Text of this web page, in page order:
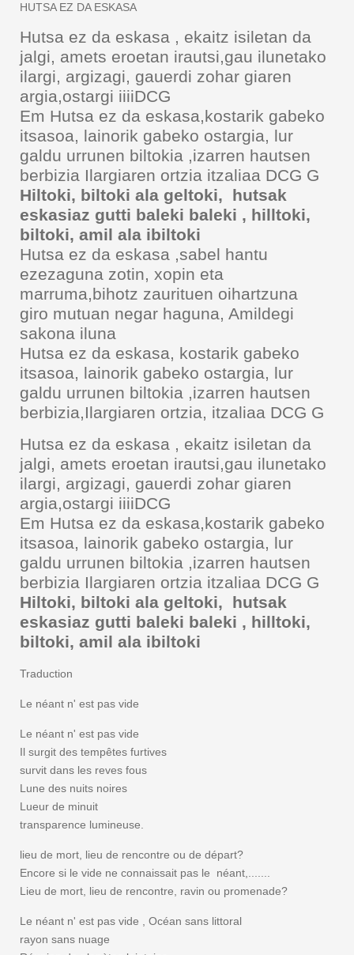
HUTSA EZ DA ESKASA
Hutsa ez da eskasa , ekaitz isiletan da
jalgi, amets eroetan irautsi,gau ilunetako
ilargi, argizagi, gauerdi zohar giaren
argia,ostargi iiiiDCG
Em Hutsa ez da eskasa,kostarik gabeko
itsasoa, lainorik gabeko ostargia, lur
galdu urrunen biltokia ,izarren hautsen
berbizia Ilargiaren ortzia itzaliaa DCG G
Hiltoki, biltoki ala geltoki, hutsak
eskasiaz gutti baleki baleki , hilltoki,
biltoki, amil ala ibiltoki
Hutsa ez da eskasa ,sabel hantu
ezezaguna zotin, xopin eta
marruma,bihotz zaurituen oihartzuna
giro mutuan negar haguna, Amildegi
sakona iluna
Hutsa ez da eskasa, kostarik gabeko
itsasoa, lainorik gabeko ostargia, lur
galdu urrunen biltokia ,izarren hautsen
berbizia,Ilargiaren ortzia, itzaliaa DCG G
Hutsa ez da eskasa , ekaitz isiletan da
jalgi, amets eroetan irautsi,gau ilunetako
ilargi, argizagi, gauerdi zohar giaren
argia,ostargi iiiiDCG
Em Hutsa ez da eskasa,kostarik gabeko
itsasoa, lainorik gabeko ostargia, lur
galdu urrunen biltokia ,izarren hautsen
berbizia Ilargiaren ortzia itzaliaa DCG G
Hiltoki, biltoki ala geltoki, hutsak
eskasiaz gutti baleki baleki , hilltoki,
biltoki, amil ala ibiltoki
Traduction
Le néant n' est pas vide
Le néant n' est pas vide
Il surgit des tempêtes furtives
survit dans les reves fous
Lune des nuits noires
Lueur de minuit
transparence lumineuse.
lieu de mort, lieu de rencontre ou de départ?
Encore si le vide ne connaissait pas le néant,.......
Lieu de mort, lieu de rencontre, ravin ou promenade?
Le néant n' est pas vide , Océan sans littoral
rayon sans nuage